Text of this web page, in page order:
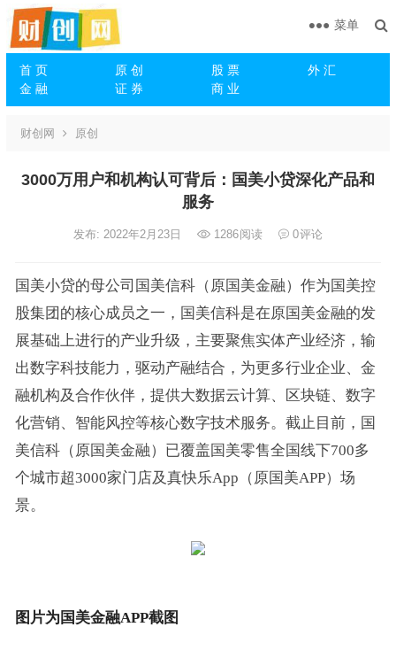
首 页 原 创 股 票
外 汇
金 融
证 券 商 业
菜单
财创网 原创
3000万用户和机构认可背后：国美小贷深化产品和
服务
发布: 2022年2月23日 1286阅读 0评论
国美小贷的母公司国美信科（原国美金融）作为国美控
股集团的核心成员之一，国美信科是在原国美金融的发
展基础上进行的产业升级，主要聚焦实体产业经济，输
出数字科技能力，驱动产融结合，为更多行业企业、金
融机构及合作伙伴，提供大数据云计算、区块链、数字
化营销、智能风控等核心数字技术服务。截止目前，国
美信科（原国美金融）已覆盖国美零售全国线下700多
个城市超3000家门店及真快乐App（原国美APP）场
景。
图片为国美金融APP截图